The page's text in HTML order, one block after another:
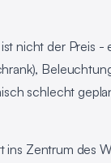
nicht der Preis -
schlecht
ins Zentrum des